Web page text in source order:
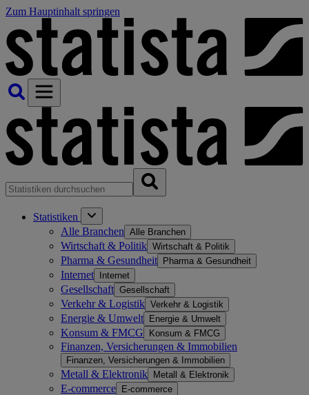
Zum Hauptinhalt springen
Statistiken
Alle Branchen Alle Branchen
Wirtschaft & Politik Wirtschaft & Politik
Pharma & Gesundheit Pharma & Gesundheit
Internet Internet
Gesellschaft Gesellschaft
Verkehr & Logistik Verkehr & Logistik
Energie & Umwelt Energie & Umwelt
Konsum & FMCG Konsum & FMCG
Finanzen, Versicherungen & Immobilien
Finanzen, Versicherungen & Immobilien
Metall & Elektronik Metall & Elektronik
E-commerce E-commerce